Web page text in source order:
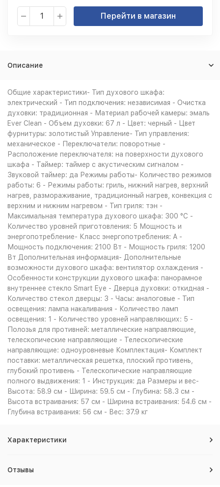
Перейти в магазин
Описание
Общие характеристики- Тип духового шкафа:
электрический - Тип подключения: независимая - Очистка
духовки: традиционная - Материал рабочей камеры: эмаль
Ever Clean - Объем духовки: 67 л - Цвет: черный - Цвет
фурнитуры: золотистый Управление- Тип управления:
механическое - Переключатели: поворотные -
Расположение переключателя: на поверхности духового
шкафа - Таймер: таймер с акустическим сигналом -
Звуковой таймер: да Режимы работы- Количество режимов
работы: 6 - Режимы работы: гриль, нижний нагрев, верхний
нагрев, размораживание, традиционный нагрев, конвекция с
верхним и нижним нагревом - Тип гриля: тэн -
Максимальная температура духового шкафа: 300 °С -
Количество уровней приготовления: 5 Мощность и
энергопотребление- Класс энергопотребления: A -
Мощность подключения: 2100 Вт - Мощность гриля: 1200
Вт Дополнительная информация- Дополнительные
возможности духового шкафа: вентилятор охлаждения -
Особенности конструкции духового шкафа: панорамное
внутреннее стекло Smart Eye - Дверца духовки: откидная -
Количество стекол дверцы: 3 - Часы: аналоговые - Тип
освещения: лампа накаливания - Количество ламп
освещения: 1 - Количество уровней направляющих: 5 -
Полозья для противней: металлические направляющие,
телескопические направляющие - Телескопические
направляющие: одноуровневые Комплектация- Комплект
поставки: металлическая решетка, плоский противень,
глубокий противень - Телескопические направляющие
полного выдвижения: 1 - Инструкция: да Размеры и вес-
Высота: 58.9 см - Ширина: 59.5 см - Глубина: 58.3 см -
Высота встраивания: 57 см - Ширина встраивания: 54.6 см -
Глубина встраивания: 56 см - Вес: 37.9 кг
Характеристики
Отзывы